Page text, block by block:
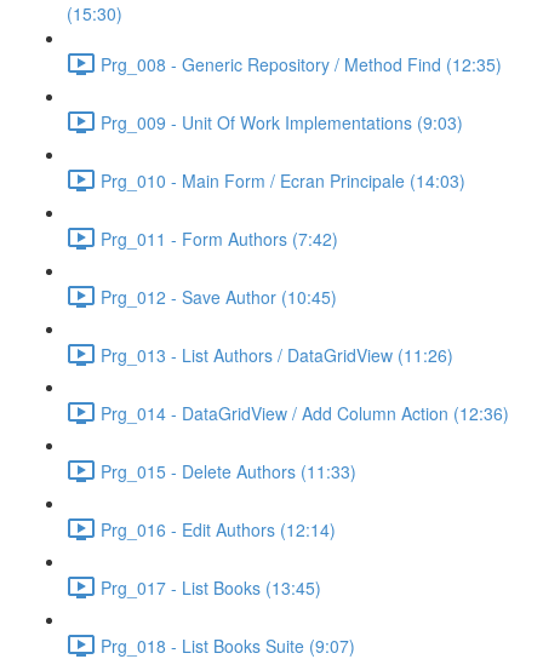
(15:30)
Prg_008 - Generic Repository / Method Find (12:35)
Prg_009 - Unit Of Work Implementations (9:03)
Prg_010 - Main Form / Ecran Principale (14:03)
Prg_011 - Form Authors (7:42)
Prg_012 - Save Author (10:45)
Prg_013 - List Authors / DataGridView (11:26)
Prg_014 - DataGridView / Add Column Action (12:36)
Prg_015 - Delete Authors (11:33)
Prg_016 - Edit Authors (12:14)
Prg_017 - List Books (13:45)
Prg_018 - List Books Suite (9:07)